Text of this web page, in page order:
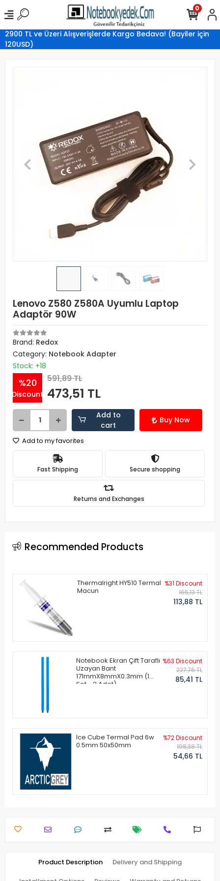
2900 TL ve Üzeri Alışverişlerde Kargo Bedava! (Bayiler için
120USD)
0
Lenovo Z580 Z580A Uyumlu Laptop
Adaptör 90W
Brand: Redox
Category: Notebook Adapter
Stock: +18
%20
Discount
591,89 TL
473,51 TL
Add to
cart
Buy Now
Add to my favorites
Fast Shipping Secure shopping
Returns and Exchanges
Recommended Products
Thermalright HY510 Termal
Macun
%31 Discount
165,13 TL
113,88 TL
Notebook Ekran Çift Taraflı
Uzayan Bant
171mmX8mmX0.3mm (1
Set - 2 Adet)
%63 Discount
227,76 TL
85,41 TL
Ice Cube Termal Pad 6w
0.5mm 50x50mm
%72 Discount
198,38 TL
54,66 TL
Product Description Delivery and Shipping